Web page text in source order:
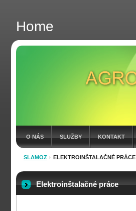
Home
O NÁS SLUŽBY KONTAKT
FAKTÚRY 2026
SLAMOZ ELEKTROINŠTALAČNÉ PRÁCE
Elektroinštalačné práce